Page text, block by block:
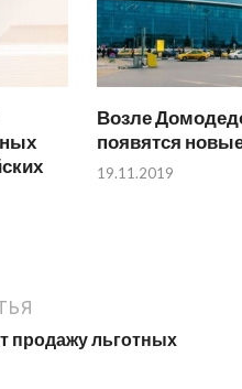
Возле
появятся
19.11.2019
продажу льготных